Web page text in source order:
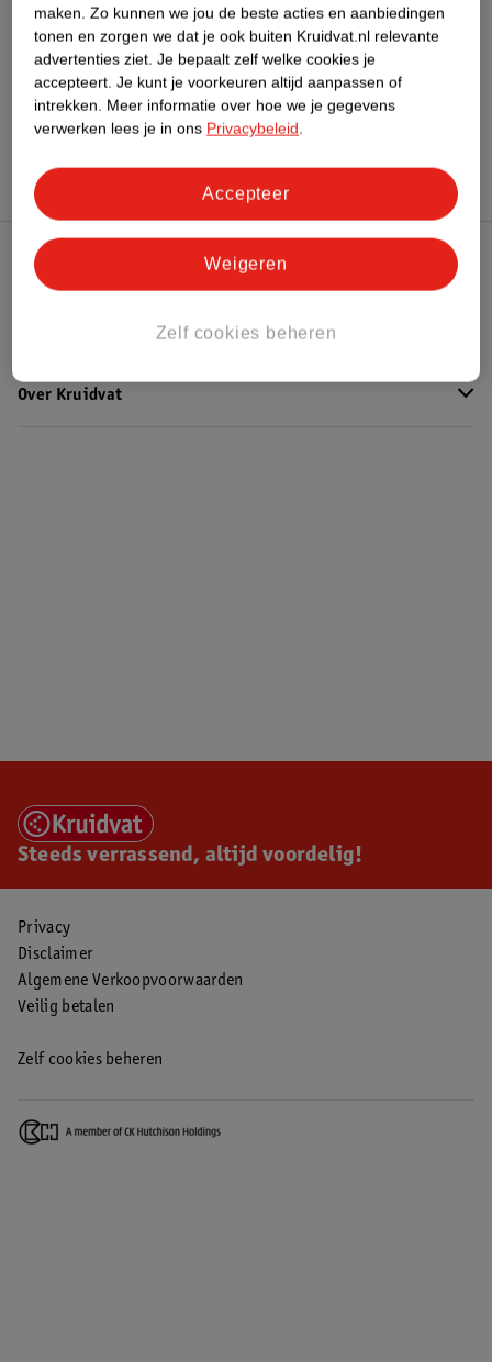
Bekijk ook
MeerTooth Fairy Alle Whitening producten
Hoe controleren wij de reviews?
Kruidvat Club
Over Kruidvat
Steeds verrassend, altijd voordelig!
Privacy
Disclaimer
Algemene Verkoopvoorwaarden
Veilig betalen
Zelf cookies beheren
maken. Zo kunnen we jou de beste acties en aanbiedingen
tonen en zorgen we dat je ook buiten Kruidvat.nl relevante
advertenties ziet. Je bepaalt zelf welke cookies je
accepteert. Je kunt je voorkeuren altijd aanpassen of
intrekken. Meer informatie over hoe we je gegevens
verwerken lees je in ons Privacybeleid.
Zelf cookies beheren
Weigeren
Accepteer